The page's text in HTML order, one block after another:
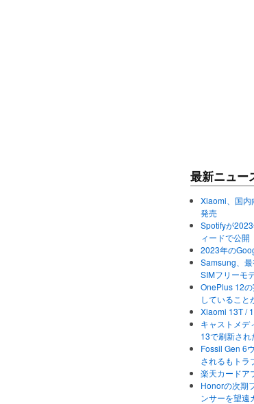
最新ニュー
Xiaomi、国内
発売
Spotifyが
ィードで公開
2023年の
Samsung、
SIMフリーモ
OnePlus 12
していること
Xiaomi 13T /
キャストメデ
13で刷新さ
Fossil Gen 6
されるもトラ
楽天カードア
Honorの次期
ンサーを望遠